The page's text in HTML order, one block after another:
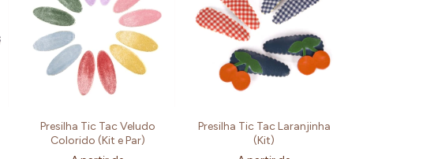
Presilha Tic Tac Veludo
Colorido (Kit e Par)
Presilha Tic Tac Laranjinha
(Kit)